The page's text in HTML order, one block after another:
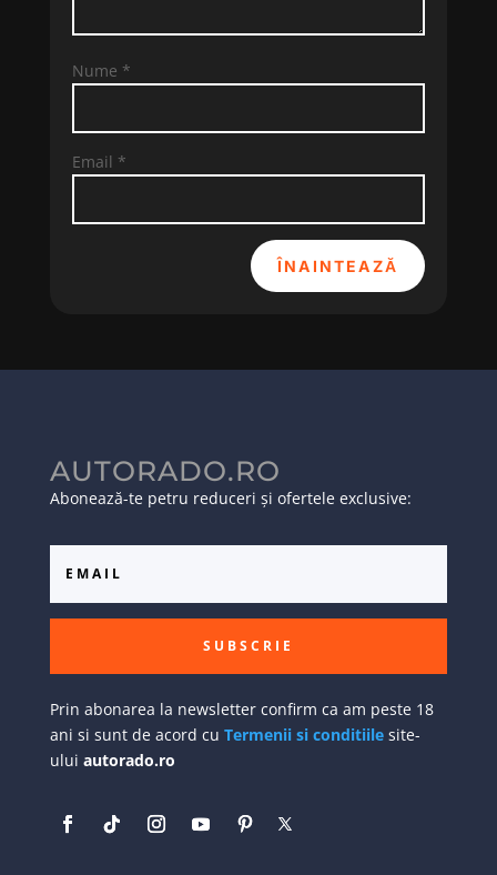
Nume *
Email *
ÎNAINTEAZĂ
AUTORADO.RO
Abonează-te petru reduceri și ofertele exclusive:
SUBSCRIE
Prin abonarea la newsletter confirm ca am peste 18
ani si sunt de acord cu Termenii si conditiilesite-
ului autorado.ro